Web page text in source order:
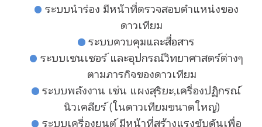
ระบบนำร่อง มีหน้าที่ตรวจสอบตำแหน่งของ
ดาวเทียม
ระบบควบคุมและสื่อสาร
ระบบเซนเซอร์ และอุปกรณ์วิทยาศาสตร์ต่างๆ
ตามภารกิจของดาวเทียม
ระบบพลังงาน เช่น แผงสุริยะ,เครื่องปฏิกรณ์
นิวเคลียร์ (ในดาวเทียมขนาดใหญ่)
ระบบเครื่องยนต์ มีหน้าที่สร้างแรงขับดันเพื่อ